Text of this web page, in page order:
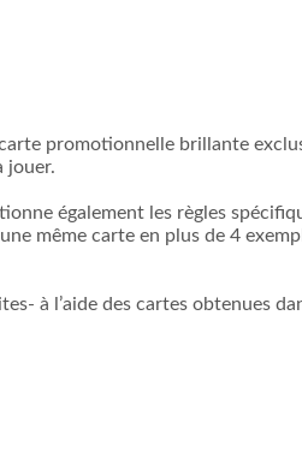
promotionnelle brillante
jouer.
également les règles
même carte en plus de 4
à l’aide des cartes obtenues